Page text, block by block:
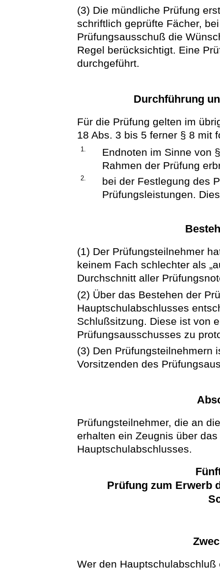
(3) Die mündliche Prüfung
schriftlich geprüfte Fächer,
Prüfungsausschuß die
Regel berücksichtigt. Eine
durchgeführt.
Durchführung
Für die Prüfung gelten im
18 Abs. 3 bis 5 ferner § 8 mit
1.
Endnoten im Sinne von
Rahmen der Prüfung
2.
bei der Festlegung des
Prüfungsleistungen.
(1) Der Prüfungsteilnehmer
keinem Fach schlechter als
Durchschnitt aller
(2) Über das Bestehen der
Hauptschulabschlusses
Schlußsitzung. Diese ist von
Prüfungsausschusses zu
(3) Den Prüfungsteilnehmern
Vorsitzenden des
Prüfungsteilnehmer, die an
erhalten ein Zeugnis über
Hauptschulabschlusses.
Prüfung zum Erwerb
Wer den